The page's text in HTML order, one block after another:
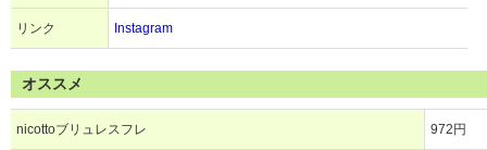
リンク Instagram
オススメ
nicottoブリュレスフレ 972円